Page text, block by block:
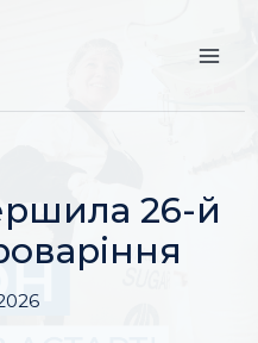
26-й